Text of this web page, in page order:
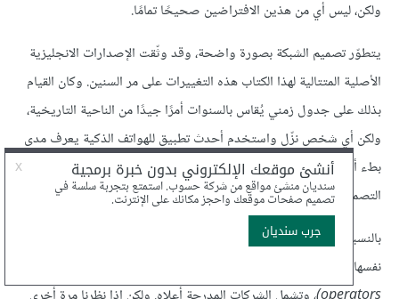
ولكن، ليس أي من هذين الافتراضين صحيحًا تمامًا.
يتطوّر تصميم الشبكة بصورة واضحة، وقد وثّقت الإصدارات الانجليزية
الأصلية المتتالية لهذا الكتاب هذه التغييرات على مر السنين. وكان القيام
بذلك على جدول زمني يُقاس بالسنوات أمرًا جيدًا من الناحية التاريخية،
ولكن أي شخص نزّل واستخدم أحدث تطبيق للهواتف الذكية يعرف مدى
بطء أي شيء قِيسَ منذ سنوات وفقًا لمعايير اليوم. لذا يجب أن يكون
التصميم من أجل التطور جزءًا من عملية صنع القرار.
بالنسبة للنقطة الثانية، فإن الشركات التي تبني الشبكات دائمًا ما تكون هي
نفسها التي تديرها. وهي تُعرف إجمالًا باسم